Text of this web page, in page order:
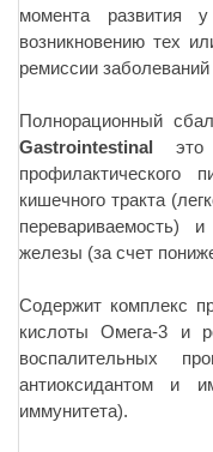
момента развития
возникновению тех
ремиссии
Полнорационный
Gastrointestinal это
профилактического
кишечного тракта
перевариваемость)
железы (за счет
Содержит комплекс
кислоты Омега-3 и
воспалительных
антиоксидантом и
иммунитета).